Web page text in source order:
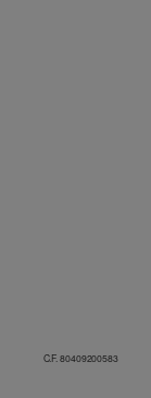
C.F. 80409200583